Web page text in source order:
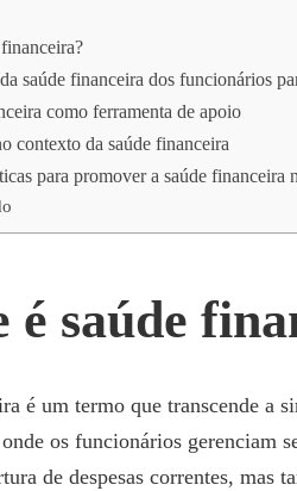
saúde financeira dos funcionários
como ferramenta de apoio
contexto da saúde financeira
para promover a saúde financeira
é saúde
é um termo que transcende a
os funcionários gerenciam
de despesas correntes,